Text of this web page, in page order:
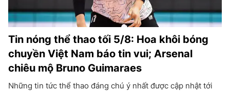
Tin nóng thể thao tối 5/8: Hoa khôi bóng
chuyền Việt Nam báo tin vui; Arsenal
chiêu mộ Bruno Guimaraes
Những tin tức thể thao đáng chú ý nhất được cập nhật tới